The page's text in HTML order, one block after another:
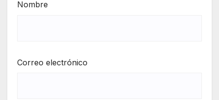
Nombre
Correo electrónico